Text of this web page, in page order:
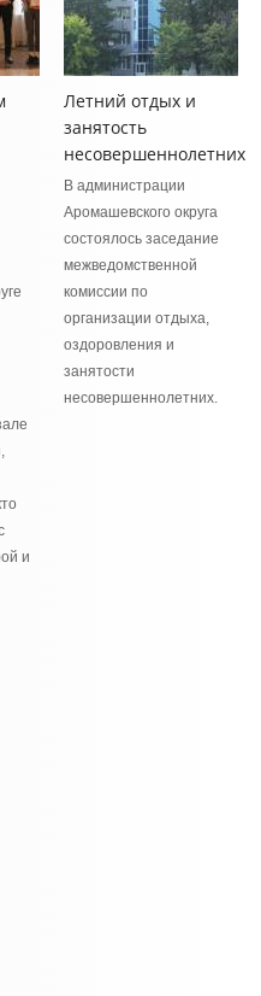
и
Летний отдых и
занятость
несовершеннолетних
В администрации
Аромашевского округа
состоялось заседание
межведомственной
комиссии по
организации отдыха,
оздоровления и
занятости
несовершеннолетних.